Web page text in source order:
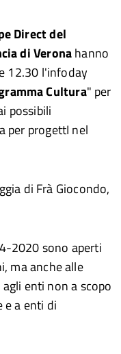
Direct del
di Veronahanno
12.30 l'infoday
Cultura" per
possibili
per progettI nel
di Frà Giocondo,
2020 sono aperti
ma anche alle
enti non a scopo
e a enti di